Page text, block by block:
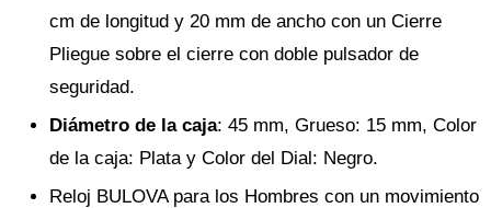
cm de longitud y 20 mm de ancho con un Cierre
Pliegue sobre el cierre con doble pulsador de
seguridad.
Diámetro de la caja: 45 mm, Grueso: 15 mm, Color
de la caja: Plata y Color del Dial: Negro.
Reloj BULOVA para los Hombres con un movimiento